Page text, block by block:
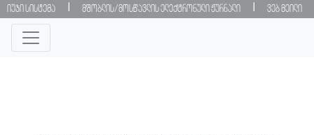
იუჯი სისტემა მშობლის/მოსწავლის ელექტრონული ჟურნალი ვებ მეილი